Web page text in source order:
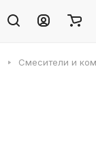
Смесители и